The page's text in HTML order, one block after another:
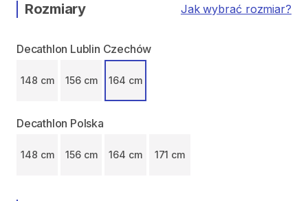
Rozmiary Jak wybrać rozmiar?
Decathlon Lublin Czechów
148 cm 156 cm 164 cm
Decathlon Polska
148 cm 156 cm 164 cm 171 cm